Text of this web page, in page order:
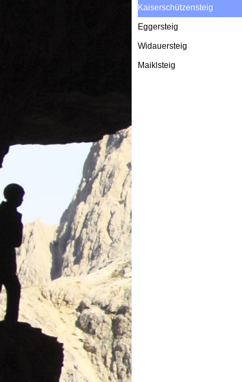
Kaiserschützensteig
Eggersteig
Widauersteig
Maiklsteig